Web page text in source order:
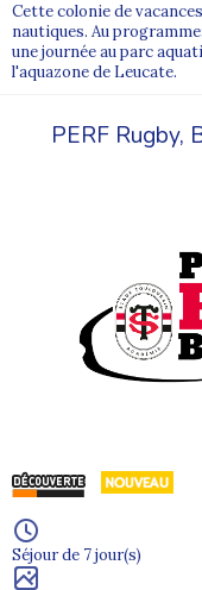
Cette colonie de
nautiques. Au
une journée au parc
l'aquazone de Leucate.
PERF Rugby,
Séjour de 7 jour(s)